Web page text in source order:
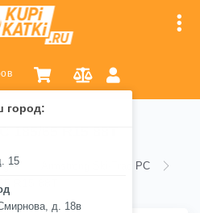
город:
15
д. 18в
65 R15 88T
Armstrong Ski-Trac PC
R15 88T